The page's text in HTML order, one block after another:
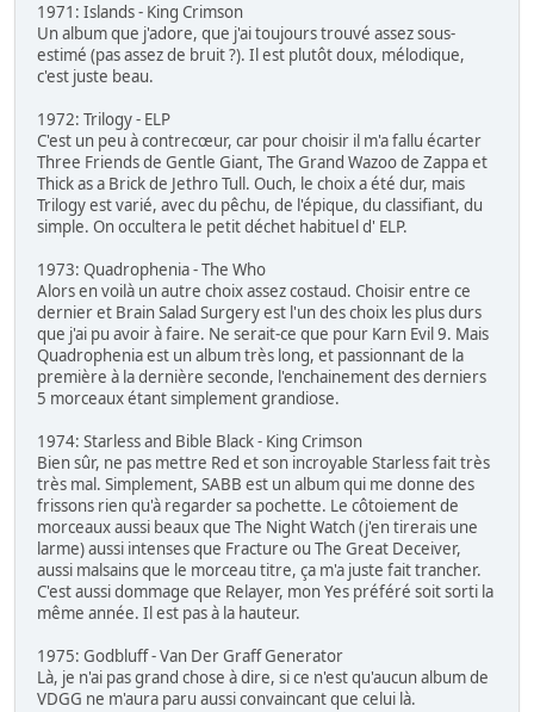
1971: Islands - King Crimson
Un album que j'adore, que j'ai toujours trouvé assez sous-
estimé (pas assez de bruit ?). Il est plutôt doux, mélodique,
c'est juste beau.
1972: Trilogy - ELP
C'est un peu à contrecœur, car pour choisir il m'a fallu écarter
Three Friends de Gentle Giant, The Grand Wazoo de Zappa et
Thick as a Brick de Jethro Tull. Ouch, le choix a été dur, mais
Trilogy est varié, avec du pêchu, de l'épique, du classifiant, du
simple. On occultera le petit déchet habituel d' ELP.
1973: Quadrophenia - The Who
Alors en voilà un autre choix assez costaud. Choisir entre ce
dernier et Brain Salad Surgery est l'un des choix les plus durs
que j'ai pu avoir à faire. Ne serait-ce que pour Karn Evil 9. Mais
Quadrophenia est un album très long, et passionnant de la
première à la dernière seconde, l'enchainement des derniers
5 morceaux étant simplement grandiose.
1974: Starless and Bible Black - King Crimson
Bien sûr, ne pas mettre Red et son incroyable Starless fait très
très mal. Simplement, SABB est un album qui me donne des
frissons rien qu'à regarder sa pochette. Le côtoiement de
morceaux aussi beaux que The Night Watch (j'en tirerais une
larme) aussi intenses que Fracture ou The Great Deceiver,
aussi malsains que le morceau titre, ça m'a juste fait trancher.
C'est aussi dommage que Relayer, mon Yes préféré soit sorti la
même année. Il est pas à la hauteur.
1975: Godbluff - Van Der Graff Generator
Là, je n'ai pas grand chose à dire, si ce n'est qu'aucun album de
VDGG ne m'aura paru aussi convaincant que celui là.